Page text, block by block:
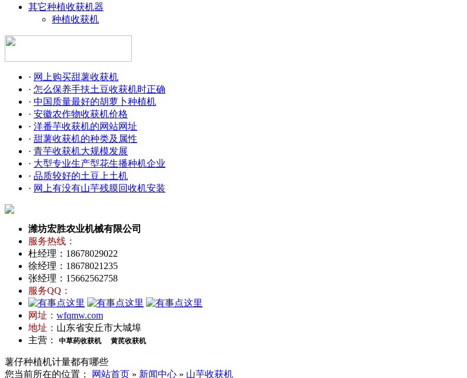
其它种植收获机器
种植收获机
· 网上购买甜薯收获机
· 怎么保养手扶土豆收获机时正确
· 中国质量最好的胡萝卜种植机
· 安徽农作物收获机价格
· 洋番芋收获机的网站网址
· 甜薯收获机的种类及属性
· 青芋收获机大规模发展
· 大型专业生产型花生播种机企业
· 品质较好的土豆上土机
· 网上有没有山芋残膜回收机安装
潍坊宏胜农业机械有限公司
服务热线：
杜经理：18678029022
徐经理：18678021235
张经理：15662562758
服务QQ：
网址： wfqmw.com
地址： 山东省安丘市大城埠
主营：
中草药收获机 黄芪收获机
薯仔种植机计量都有哪些
您当前所在的位置：
网站首页 » 新闻中心 » 山芋收获机